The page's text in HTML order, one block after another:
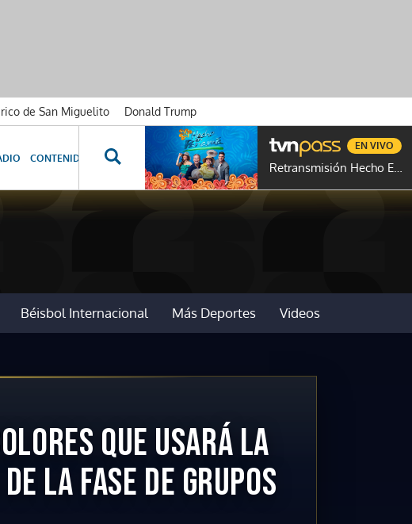
de San Miguelito
Donald Trump
CONTENIDOS ESPECIALES NOVELAS PROGRAMAS GENTE TVN
Retransmisión Hecho En Panamá
EN VIVO
Béisbol Internacional Más Deportes Videos
QUE USARÁ LA
LA FASE DE GRUPOS